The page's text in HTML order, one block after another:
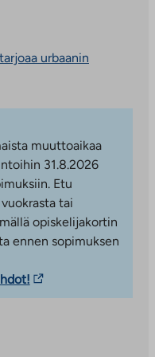
on valmistunut
että
korttelia, joiden
oleskelu- ja
juna-asemalta on vain
ja 20
on kaksi
urbaanin
muuttoaikaa
31.8.2026
Etu
tai
opiskelijakortin
ennen sopimuksen
Linkki
vie